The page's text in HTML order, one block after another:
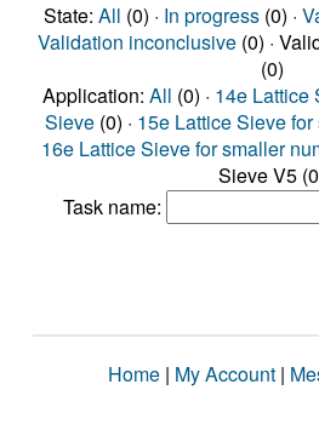
State: All (0) · In progress(0) ·
Validation inconclusive(0) ·
(0)
Application: All (0) · 14e Lattice
Sieve (0) · 15e Lattice Sieve
16e Lattice Sieve for smaller
Sieve V5
Task name:
Home | My Account |